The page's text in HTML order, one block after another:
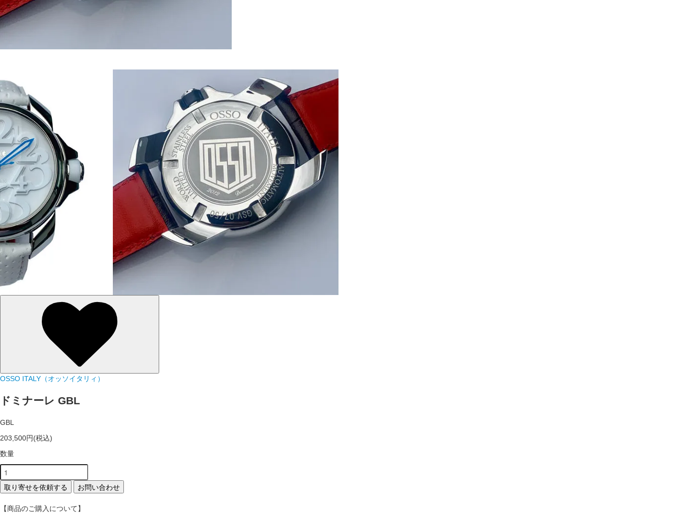
OSSO ITALY（オッソイタリィ）
ドミナーレ GBL
GBL
203,500円(税込)
数量
取り寄せを依頼する お問い合わせ
【商品のご購入について】